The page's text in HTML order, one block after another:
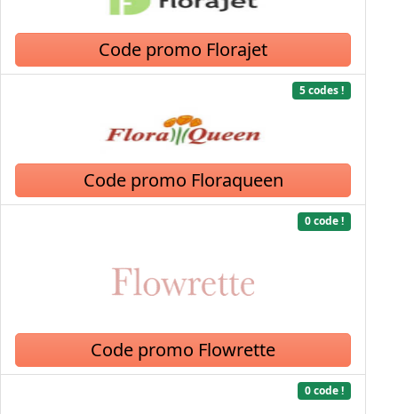
Code promo Florajet
5 codes !
Code promo Floraqueen
0 code !
Code promo Flowrette
0 code !